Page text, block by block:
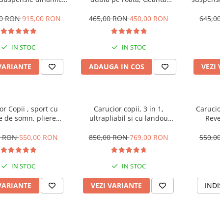
aluminiu
RON915,00 RON
IN STOC
Belecoo, turcoaz
465,00 RON450,00 RON
IN STOC
ADAUGA IN COS VEZI
Copii , sport cu
de somn, pliere
Tehnologia One-
copertina
maner reversibil,
si geanta
RON550,00 RON
IN STOC
Carucior copii, 3 in 1,
ultrapliabil si cu landou
maner reglabil, negru
850,00 RON769,00 RON
IN STOC
VEZI VARIANTE